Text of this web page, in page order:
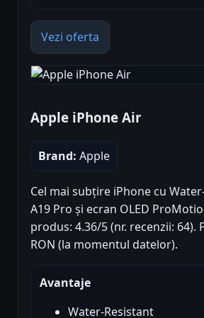
Vezi oferta
Apple iPhone Air
Brand: Apple
Cel mai subțire iPhone cu
A19 Pro și ecran OLED
produs: 4.36/5 (nr. recenzii: 64).
RON (la momentul datelor).
Avantaje
Water-Resistant